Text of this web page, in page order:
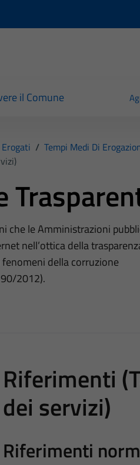
il Comune
/ Tempi Medi Di
che le Amministrazioni
nell’ottica della
della corruzione
2012).
Riferimenti
dei servizi)
Riferimenti